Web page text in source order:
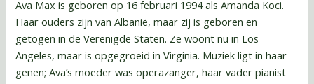
Ava Max is geboren op 16 februari 1994 als Amanda Koci.
Haar ouders zijn van Albanië, maar zij is geboren en
getogen in de Verenigde Staten. Ze woont nu in Los
Angeles, maar is opgegroeid in Virginia. Muziek ligt in haar
genen; Ava’s moeder was operazanger, haar vader pianist